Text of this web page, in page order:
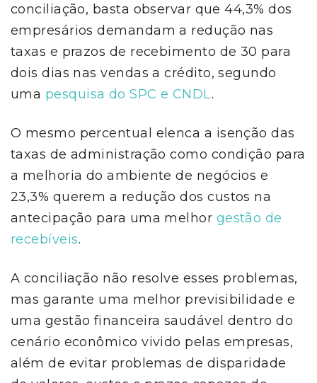
conciliação, basta observar que 44,3% dos
empresários demandam a redução nas
taxas e prazos de recebimento de 30 para
dois dias nas vendas a crédito, segundo
uma pesquisa do SPC e CNDL.
O mesmo percentual elenca a isenção das
taxas de administração como condição para
a melhoria do ambiente de negócios e
23,3% querem a redução dos custos na
antecipação para uma melhor gestão de
recebíveis.
A conciliação não resolve esses problemas,
mas garante uma melhor previsibilidade e
uma gestão financeira saudável dentro do
cenário econômico vivido pelas empresas,
além de evitar problemas de disparidade